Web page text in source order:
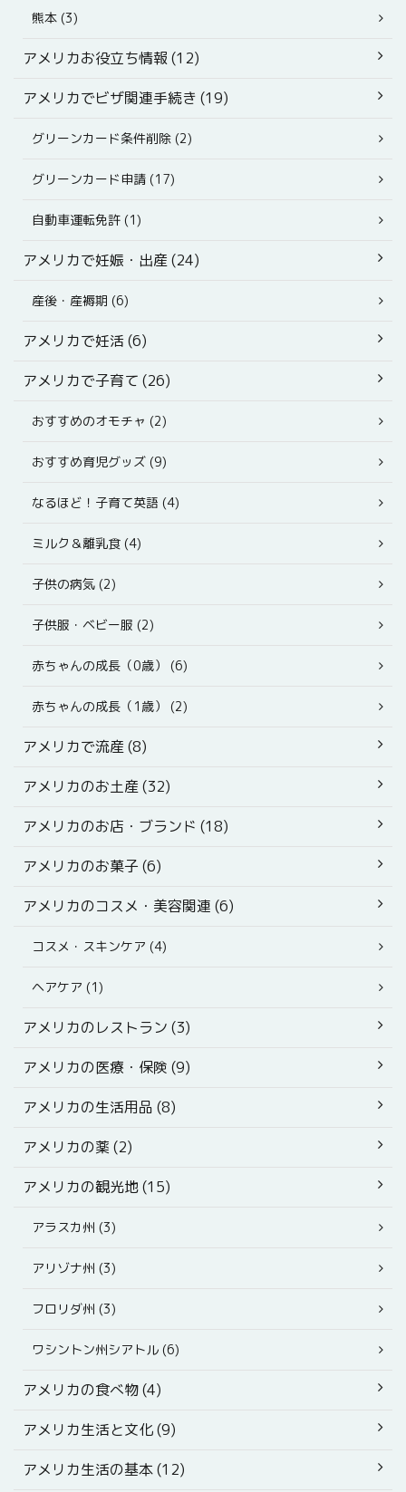
熊本 (3)
アメリカお役立ち情報 (12)
アメリカでビザ関連手続き (19)
グリーンカード条件削除 (2)
グリーンカード申請 (17)
自動車運転免許 (1)
アメリカで妊娠・出産 (24)
産後・産褥期 (6)
アメリカで妊活 (6)
アメリカで子育て (26)
おすすめのオモチャ (2)
おすすめ育児グッズ (9)
なるほど！子育て英語 (4)
ミルク＆離乳食 (4)
子供の病気 (2)
子供服・ベビー服 (2)
赤ちゃんの成長（0歳） (6)
赤ちゃんの成長（1歳） (2)
アメリカで流産 (8)
アメリカのお土産 (32)
アメリカのお店・ブランド (18)
アメリカのお菓子 (6)
アメリカのコスメ・美容関連 (6)
コスメ・スキンケア (4)
ヘアケア (1)
アメリカのレストラン (3)
アメリカの医療・保険 (9)
アメリカの生活用品 (8)
アメリカの薬 (2)
アメリカの観光地 (15)
アラスカ州 (3)
アリゾナ州 (3)
フロリダ州 (3)
ワシントン州シアトル (6)
アメリカの食べ物 (4)
アメリカ生活と文化 (9)
アメリカ生活の基本 (12)